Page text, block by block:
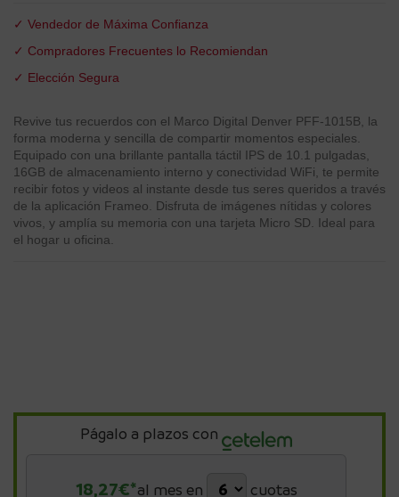
✓ Vendedor de Máxima Confianza
✓ Compradores Frecuentes lo Recomiendan
✓ Elección Segura
Revive tus recuerdos con el Marco Digital Denver PFF-1015B, la
forma moderna y sencilla de compartir momentos especiales.
Equipado con una brillante pantalla táctil IPS de 10.1 pulgadas,
16GB de almacenamiento interno y conectividad WiFi, te permite
recibir fotos y videos al instante desde tus seres queridos a través
de la aplicación Frameo. Disfruta de imágenes nítidas y colores
vivos, y amplía su memoria con una tarjeta Micro SD. Ideal para
el hogar u oficina.
Págalo a plazos con
18,27€*al mes en cuotas